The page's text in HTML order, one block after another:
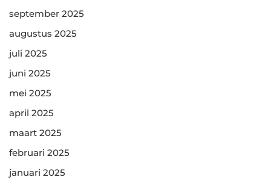
september 2025
augustus 2025
juli 2025
juni 2025
mei 2025
april 2025
maart 2025
februari 2025
januari 2025